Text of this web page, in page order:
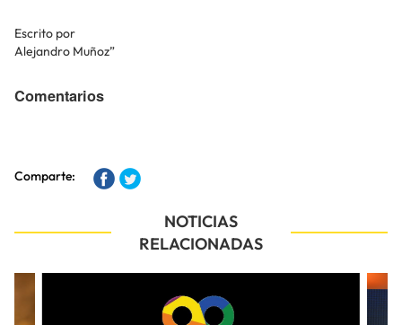
Escrito por
Alejandro Muñoz”
Comentarios
Comparte:
NOTICIAS
RELACIONADAS